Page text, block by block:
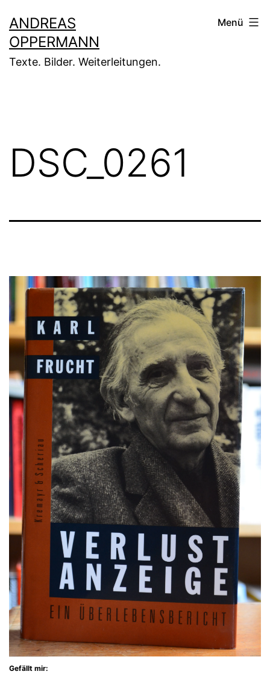
Inhalt
springen
ANDREAS
OPPERMANN
Texte. Bilder. Weiterleitungen.
Menü
DSC_0261
Gefällt mir: